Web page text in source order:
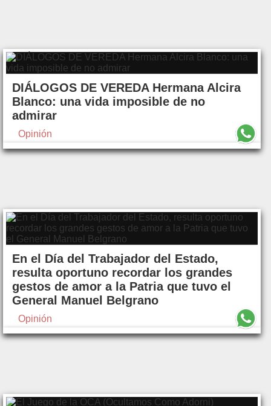
DIÁLOGOS DE VEREDA Hermana Alcira
Blanco: una vida imposible de no
admirar
Opinión
En el Día del Trabajador del Estado,
resulta oportuno recordar los grandes
gestos de amor a la Patria que tuvo el
General Manuel Belgrano
Opinión